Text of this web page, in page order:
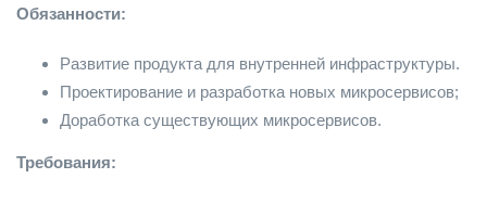
Обязанности:
Развитие продукта для внутренней инфраструктуры.
Проектирование и разработка новых микросервисов;
Доработка существующих микросервисов.
Требования: